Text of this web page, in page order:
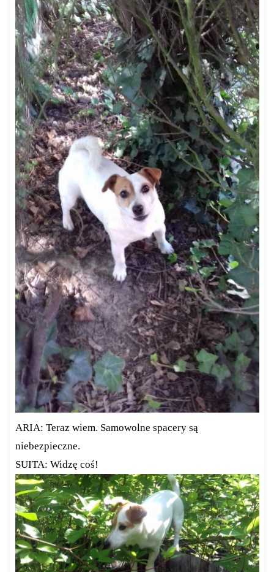
ARIA: Teraz wiem. Samowolne spacery są
niebezpieczne.
SUITA: Widzę coś!